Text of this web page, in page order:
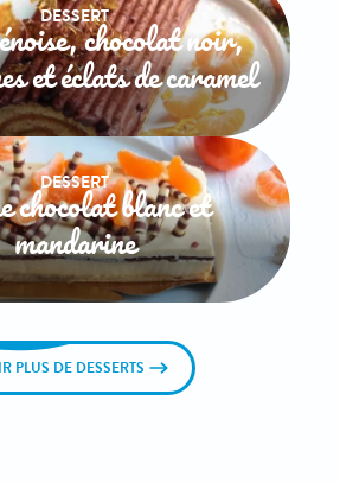
DESSERT
chocolat noir,
et éclats de caramel
DESSERT
chocolat blanc et
mandarine
PLUS DE DESSERTS